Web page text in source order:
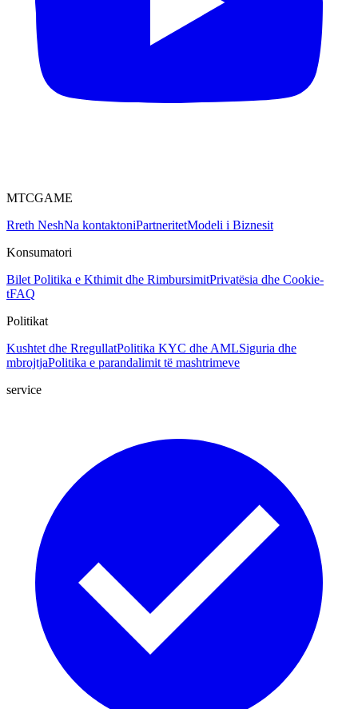
MTCGAME
Rreth NeshNa kontaktoniPartneritetModeli i Biznesit
Konsumatori
Bilet Politika e Kthimit dhe RimbursimitPrivatësia dhe Cookie-
tFAQ
Politikat
Kushtet dhe RregullatPolitika KYC dhe AMLSiguria dhe
mbrojtjaPolitika e parandalimit të mashtrimeve
service